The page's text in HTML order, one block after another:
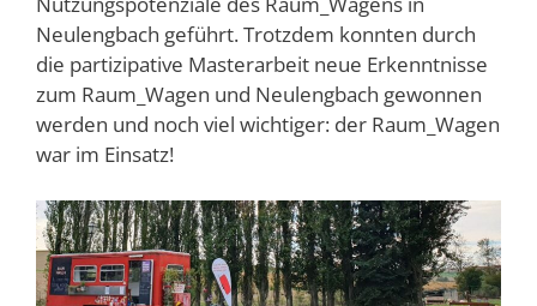
Neulengbach geführt. Trotzdem konnten durch
die partizipative Masterarbeit neue Erkenntnisse
zum Raum_Wagen und Neulengbach gewonnen
werden und noch viel wichtiger: der Raum_Wagen
war im Einsatz!